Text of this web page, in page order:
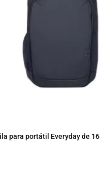
para portátil Everyday de